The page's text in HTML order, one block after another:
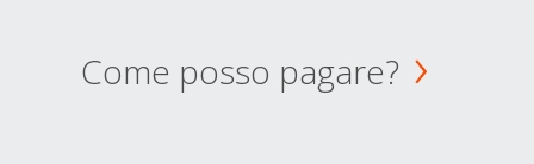
Come posso pagare?